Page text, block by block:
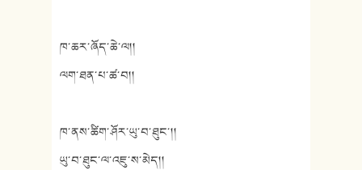
ཁ་ཆར་ཞོད་ཆེ་ལ།།
ལག་ཐན་པ་ཚ་བ།།
ཁ་ནས་ཚིག་ཤོར་ཡུ་བ་ཐུང་།།
ཡུ་བ་ཐུང་ལ་འཇུ་ས་མེད།།